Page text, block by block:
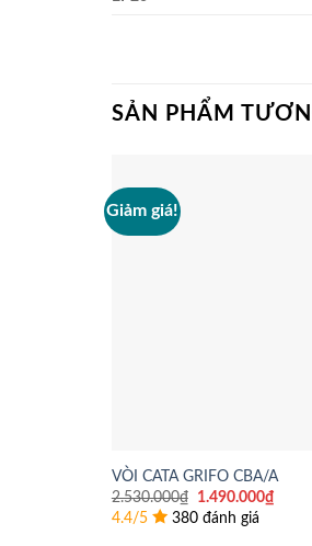
SẢN PHẨM
Giảm giá!
VÒI CATA GRIFO CBA/A
2.530.000₫
Giá
gốc
là:
1.490.000₫
4.4/5 380 đánh giá